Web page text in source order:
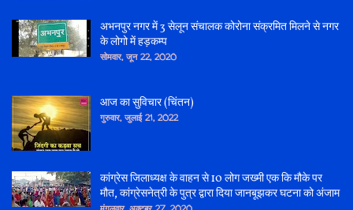
अभनपुर नगर में 3 सेलून संचालक कोरोना संक्रमित मिलने से नगर
के लोगो में हड़कम्प
सोमवार, जून 22, 2020
आज का सुविचार (चिंतन)
गुरुवार, जुलाई 21, 2022
कांग्रेस जिलाध्यक्ष के वाहन से 10 लोग जख्मी एक कि मौके पर
मौत, कांग्रेसनेत्री के पुत्र द्वारा दिया जानबूझकर घटना को अंजाम